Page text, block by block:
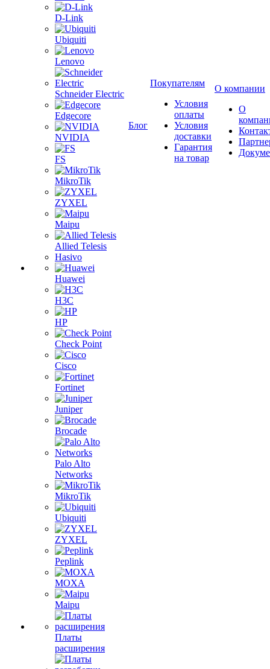
D-Link
Ubiquiti
Lenovo
Schneider Electric
Edgecore
NVIDIA
FS
MikroTik
ZYXEL
Maipu
Allied Telesis
Hasivo
Huawei
H3C
HP
Check Point
Cisco
Fortinet
Juniper
Brocade
Palo Alto
Networks
MikroTik
Ubiquiti
ZYXEL
Peplink
MOXA
Maipu
Платы
расширения
Блог
Покупателям
Условия
оплаты
Условия
доставки
Гарантия
на товар
О компании
О